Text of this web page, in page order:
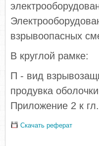
взрывоопасных
В круглой рамке:
П - вид
продувка
Приложение 2 к
Скачать реферат